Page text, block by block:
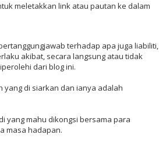
meletakkan link atau pautan ke dalam
terhadap apa juga liabiliti,
akibat, secara langsung atau tidak
dari blog ini.
yang di siarkan dan ianya adalah
yang mahu dikongsi bersama para
masa hadapan.